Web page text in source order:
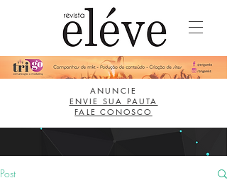
ANUNCIE
ENVIE SUA PAUTA
FALE CONOSCO
Post